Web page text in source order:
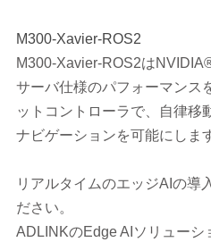
M300-Xavier-ROS2
M300-Xavier-ROS2は
サーバ仕様のパフォーマンス
ットコントローラで、自律移
ナビゲーションを可能にしま
リアルタイムのエッジAIの導
ださい。
ADLINKのEdge AIソリューシ